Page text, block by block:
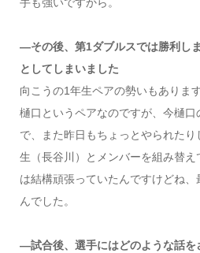
手も強いですから。
―その後、第1ダブルスでは勝利し
としてしまいました
向こうの1年生ペアの勢いもありま
樋口というペアなのですが、今樋
で、また昨日もちょっとやられた
生（長谷川）とメンバーを組み替え
は結構頑張っていたんですけどね
んでした。
―試合後、選手にはどのような話を